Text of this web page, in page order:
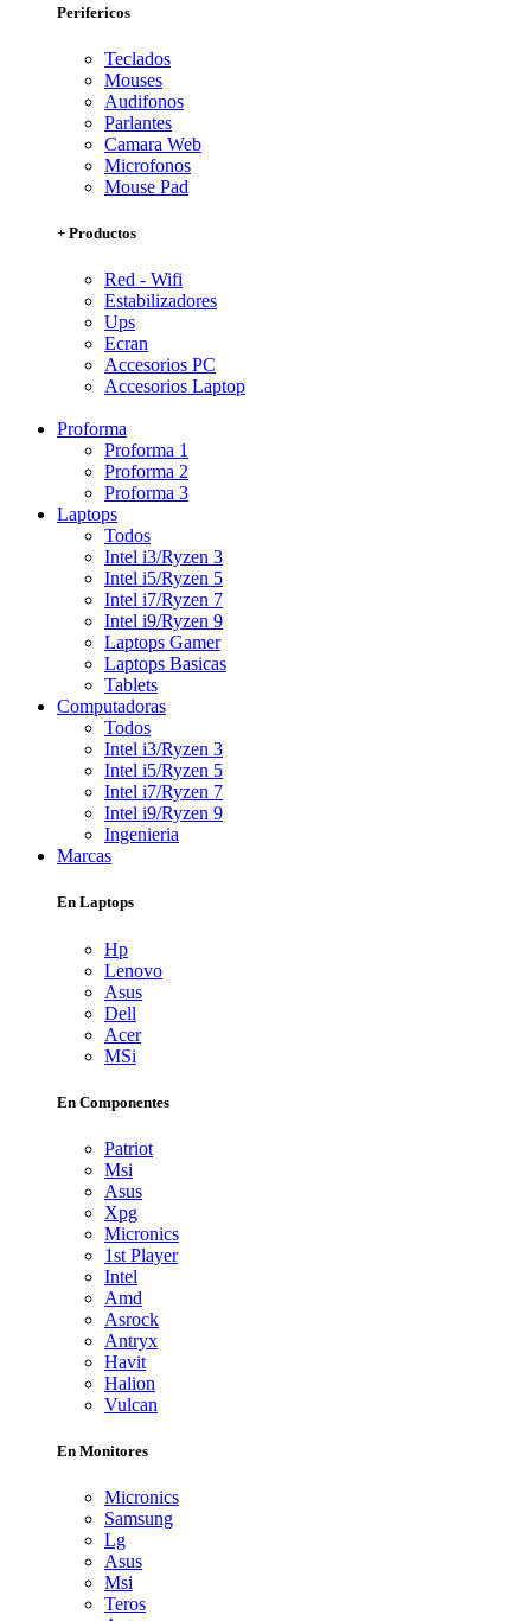
Perifericos
Teclados
Mouses
Audifonos
Parlantes
Camara Web
Microfonos
Mouse Pad
+ Productos
Red - Wifi
Estabilizadores
Ups
Ecran
Accesorios PC
Accesorios Laptop
Proforma
Proforma 1
Proforma 2
Proforma 3
Laptops
Todos
Intel i3/Ryzen 3
Intel i5/Ryzen 5
Intel i7/Ryzen 7
Intel i9/Ryzen 9
Laptops Gamer
Laptops Basicas
Tablets
Computadoras
Todos
Intel i3/Ryzen 3
Intel i5/Ryzen 5
Intel i7/Ryzen 7
Intel i9/Ryzen 9
Ingenieria
Marcas
En Laptops
Hp
Lenovo
Asus
Dell
Acer
MSi
En Componentes
Patriot
Msi
Asus
Xpg
Micronics
1st Player
Intel
Amd
Asrock
Antryx
Havit
Halion
Vulcan
En Monitores
Micronics
Samsung
Lg
Asus
Msi
Teros